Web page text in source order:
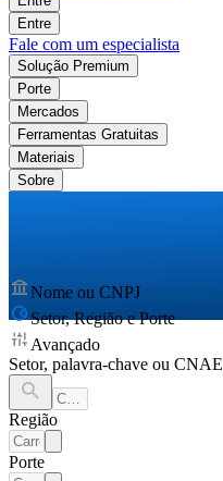
Entre
Fale com um especialista
Solução Premium
Porte
Mercados
Ferramentas Gratuitas
Materiais
Sobre
Nome ou CNPJ
Setor, Região e Porte
Avançado
Setor, palavra-chave ou CNAE
Região
Porte